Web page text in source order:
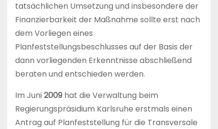
tatsächlichen Umsetzung und insbesondere der
Finanzierbarkeit der Maßnahme sollte erst nach
dem Vorliegen eines
Planfeststellungsbeschlusses auf der Basis der
dann vorliegenden Erkenntnisse abschließend
beraten und entschieden werden.
Im Juni2009 hat die Verwaltung beim
Regierungspräsidium Karlsruhe erstmals einen
Antrag auf Planfeststellung für die Transversale